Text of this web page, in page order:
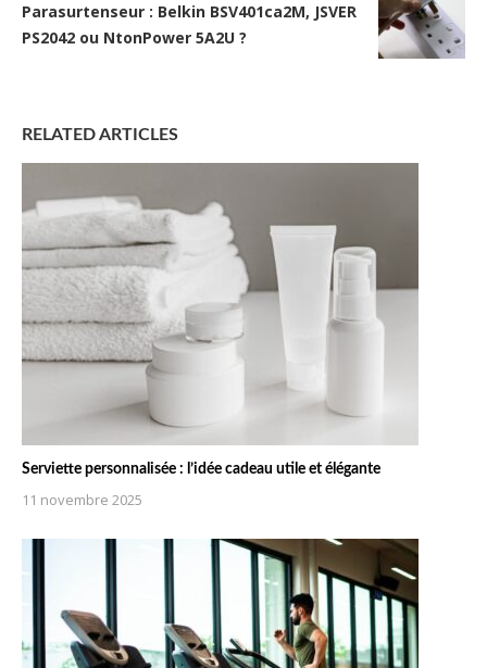
Parasurtenseur : Belkin BSV401ca2M, JSVER
PS2042 ou NtonPower 5A2U ?
RELATED ARTICLES
Serviette personnalisée : l’idée cadeau utile et élégante
11 novembre 2025